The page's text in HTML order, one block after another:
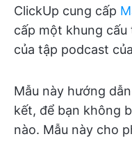
ClickUp cung cấp
cấp một khung
của tập podcast
Mẫu này hướng
kết, để bạn không
nào. Mẫu này cho